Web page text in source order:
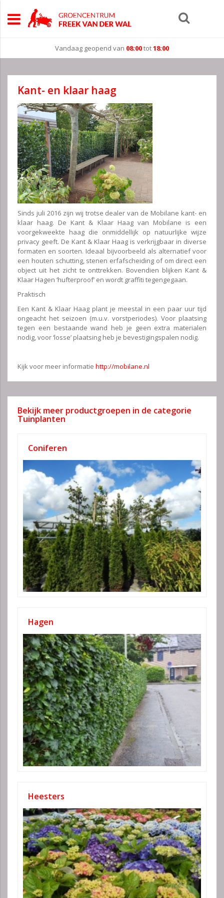
Vandaag geopend van 08:00tot18:00
Kant- en klaar haag
Sinds juli 2016 zijn wij trotse dealer van de Mobilane kant- en
klaar haag. De Kant & Klaar Haag van Mobilane is een
voorgekweekte haag die onmiddellijk op natuurlijke wijze
privacy geeft. De Kant & Klaar Haag is verkrijgbaar in diverse
formaten en soorten. Ideaal bijvoorbeeld als alternatief voor
een houten schutting, stenen erfafscheiding of om direct een
object uit het zicht te onttrekken. Bovendien blijken Kant &
Klaar Hagen ‘hufterproof’ en wordt graffiti tegengegaan.
Praktisch
Een Kant & Klaar Haag plant je meestal in een paar uur tijd
ongeacht het seizoen (m.u.v. vorstperiodes). Voor plaatsing
tegen een bestaande wand heb je geen extra materialen
nodig, voor ‘losse’ plaatsing heb je bevestigingspalen nodig.
Kijk voor meer informatie http://mobilane.nl
Bekijk meer productgroepen in de categorie
Tuinplanten
Coniferen
Hagen
Heesters